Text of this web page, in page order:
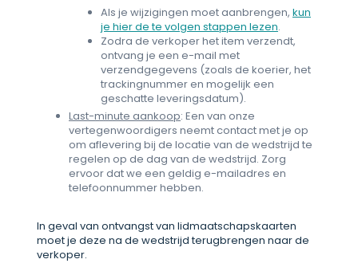
Als je wijzigingen moet aanbrengen, kun
je hier de te volgen stappen lezen.
Zodra de verkoper het item verzendt,
ontvang je een e-mail met
verzendgegevens (zoals de koerier, het
trackingnummer en mogelijk een
geschatte leveringsdatum).
Last-minute aankoop: Een van onze
vertegenwoordigers neemt contact met je op
om aflevering bij de locatie van de wedstrijd te
regelen op de dag van de wedstrijd. Zorg
ervoor dat we een geldig e-mailadres en
telefoonnummer hebben.
In geval van ontvangst van lidmaatschapskaarten
moet je deze na de wedstrijd terugbrengen naar de
verkoper.